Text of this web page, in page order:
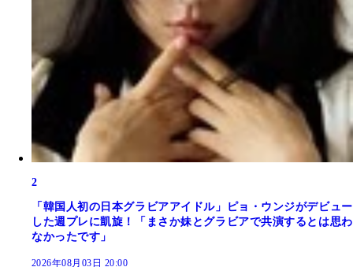
2
「韓国人初の日本グラビアアイドル」ピョ・ウンジがデビュー
した週プレに凱旋！「まさか妹とグラビアで共演するとは思わ
なかったです」
2026年08月03日 20:00